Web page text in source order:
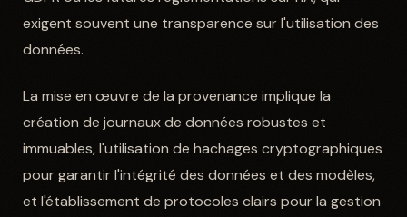
exigent souvent une transparence sur l'utilisation des
données.
La mise en œuvre de la provenance implique la
création de journaux de données robustes et
immuables, l'utilisation de hachages cryptographiques
pour garantir l'intégrité des données et des modèles,
et l'établissement de protocoles clairs pour la gestion